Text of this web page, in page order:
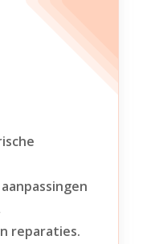
reparaties.